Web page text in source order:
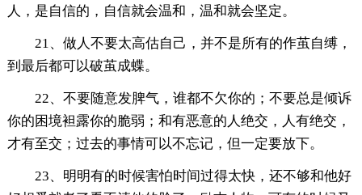
人，是自信的，自信就会温和，温和就会坚定。
21、做人不要太高估自己，并不是所有的作茧自缚，
到最后都可以破茧成蝶。
22、不要随意发脾气，谁都不欠你的；不要总是倾诉
你的困境袒露你的脆弱；和有恶意的人绝交，人有绝交，
才有至交；过去的事情可以不忘记，但一定要放下。
23、明明有的时候害怕时间过得太快，还不够和他好